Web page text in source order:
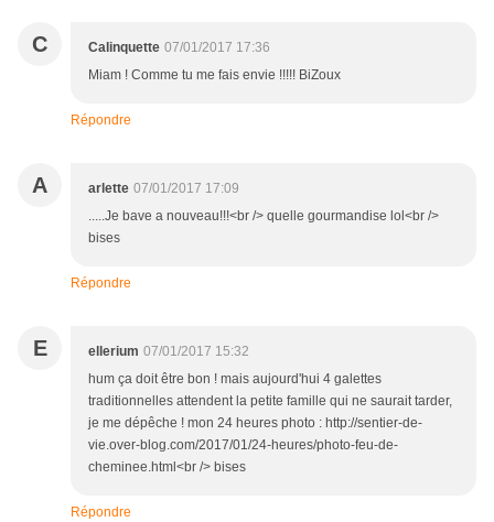
C Calinquette 07/01/2017 17:36
Miam ! Comme tu me fais envie !!!!! BiZoux
Répondre
A arlette 07/01/2017 17:09
.....Je bave a nouveau!!!<br /> quelle gourmandise lol<br />
bises
Répondre
E ellerium 07/01/2017 15:32
hum ça doit être bon ! mais aujourd'hui 4 galettes
traditionnelles attendent la petite famille qui ne saurait tarder,
je me dépêche ! mon 24 heures photo : http://sentier-de-
vie.over-blog.com/2017/01/24-heures/photo-feu-de-
cheminee.html<br /> bises
Répondre